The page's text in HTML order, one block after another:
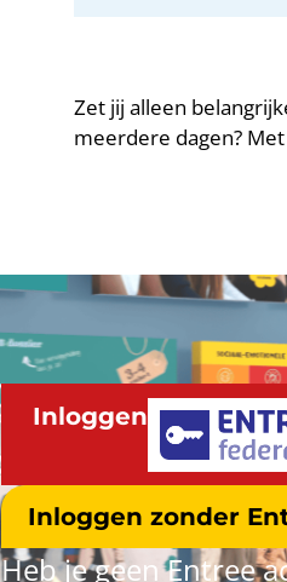
Zet jij alleen
meerdere dagen?
Inloggen
Inloggen zonder
Heb je geen Entree